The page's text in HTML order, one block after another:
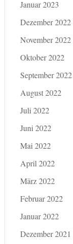
Januar 2023
Dezember 2022
November 2022
Oktober 2022
September 2022
August 2022
Juli 2022
Juni 2022
Mai 2022
April 2022
März 2022
Februar 2022
Januar 2022
Dezember 2021